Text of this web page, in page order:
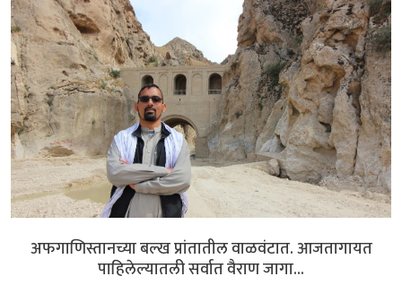
अफगाणिस्तानच्या बल्ख प्रांतातील वाळवंटात. आजतागायत
पाहिलेल्यातली सर्वात वैराण जागा...